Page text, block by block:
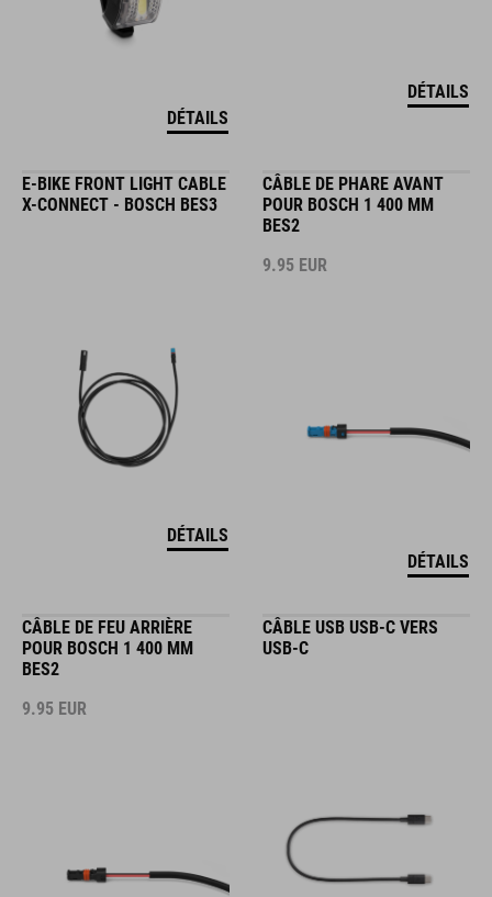
DÉTAILS
DÉTAILS
E-BIKE FRONT LIGHT CABLE
X-CONNECT - BOSCH BES3
DÉTAILS
CÂBLE DE PHARE AVANT
POUR BOSCH 1 400 MM
BES2
9.95 EUR
DÉTAILS
CÂBLE DE FEU ARRIÈRE
POUR BOSCH 1 400 MM
BES2
9.95 EUR
CÂBLE USB USB-C VERS
USB-C